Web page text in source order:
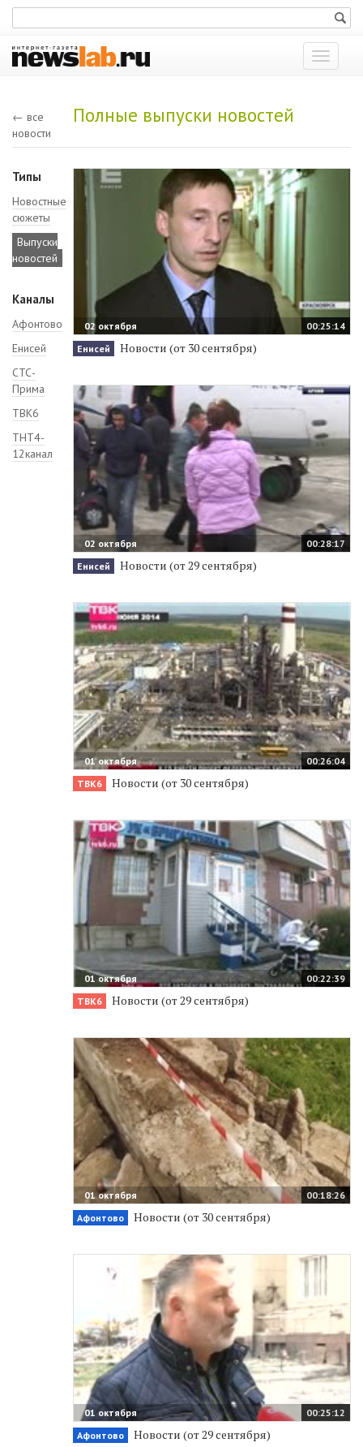
Показать
меню
← все
новости
Полные выпуски новостей
Типы
Новостные
сюжеты
Выпуски
новостей
Каналы
Афонтово
Енисей
СТС-
Прима
ТВК6
ТНТ4-
12канал
00:25:14
02 октября
Енисей
Новости (от 30 сентября)
00:28:17
02 октября
Енисей
Новости (от 29 сентября)
00:26:04
01 октября
ТВК6
Новости (от 30 сентября)
00:22:39
01 октября
ТВК6
Новости (от 29 сентября)
00:18:26
01 октября
Афонтово
Новости (от 30 сентября)
00:25:12
01 октября
Афонтово
Новости (от 29 сентября)